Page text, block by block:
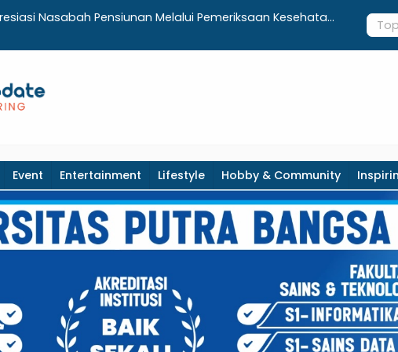
Nasabah Pensiunan Melalui Pemeriksaan Kesehatan
Bupati
Warga
Event Entertainment Lifestyle Hobby & Community